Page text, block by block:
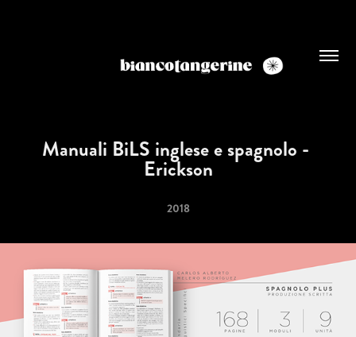
Manuali BiLS inglese e spagnolo -
Erickson
2018